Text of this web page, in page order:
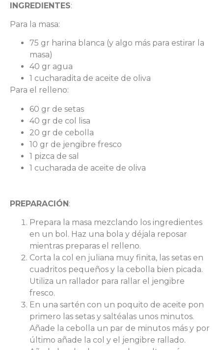
INGREDIENTES:
Para la masa:
75 gr harina blanca (y algo más para estirar la
masa)
40 gr agua
1 cucharadita de aceite de oliva
Para el relleno:
60 gr de setas
40 gr de col lisa
20 gr de cebolla
10 gr de jengibre fresco
1 pizca de sal
1 cucharada de aceite de oliva
PREPARACIÓN:
Prepara la masa mezclando los ingredientes
en un bol. Haz una bola y déjala reposar
mientras preparas el relleno.
Corta la col en juliana muy finita, las setas en
cuadritos pequeños y la cebolla bien picada.
Utiliza un rallador para rallar el jengibre
fresco.
En una sartén con un poquito de aceite pon
primero las setas y saltéalas unos minutos.
Añade la cebolla un par de minutos más y por
último añade la col y el jengibre rallado.